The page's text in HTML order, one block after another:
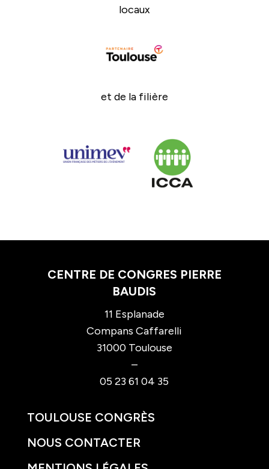
locaux
et de la filière
CENTRE DE CONGRES PIERRE
BAUDIS
11 Esplanade
Compans Caffarelli
31000 Toulouse
–
05 23 61 04 35
TOULOUSE CONGRÈS
NOUS CONTACTER